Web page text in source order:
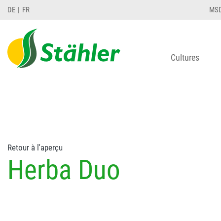
DE FR
Cultures
string(78) "Test 12 {FONT:12} // Dosierungen: test
Retour à l'aperçu
Herba Duo